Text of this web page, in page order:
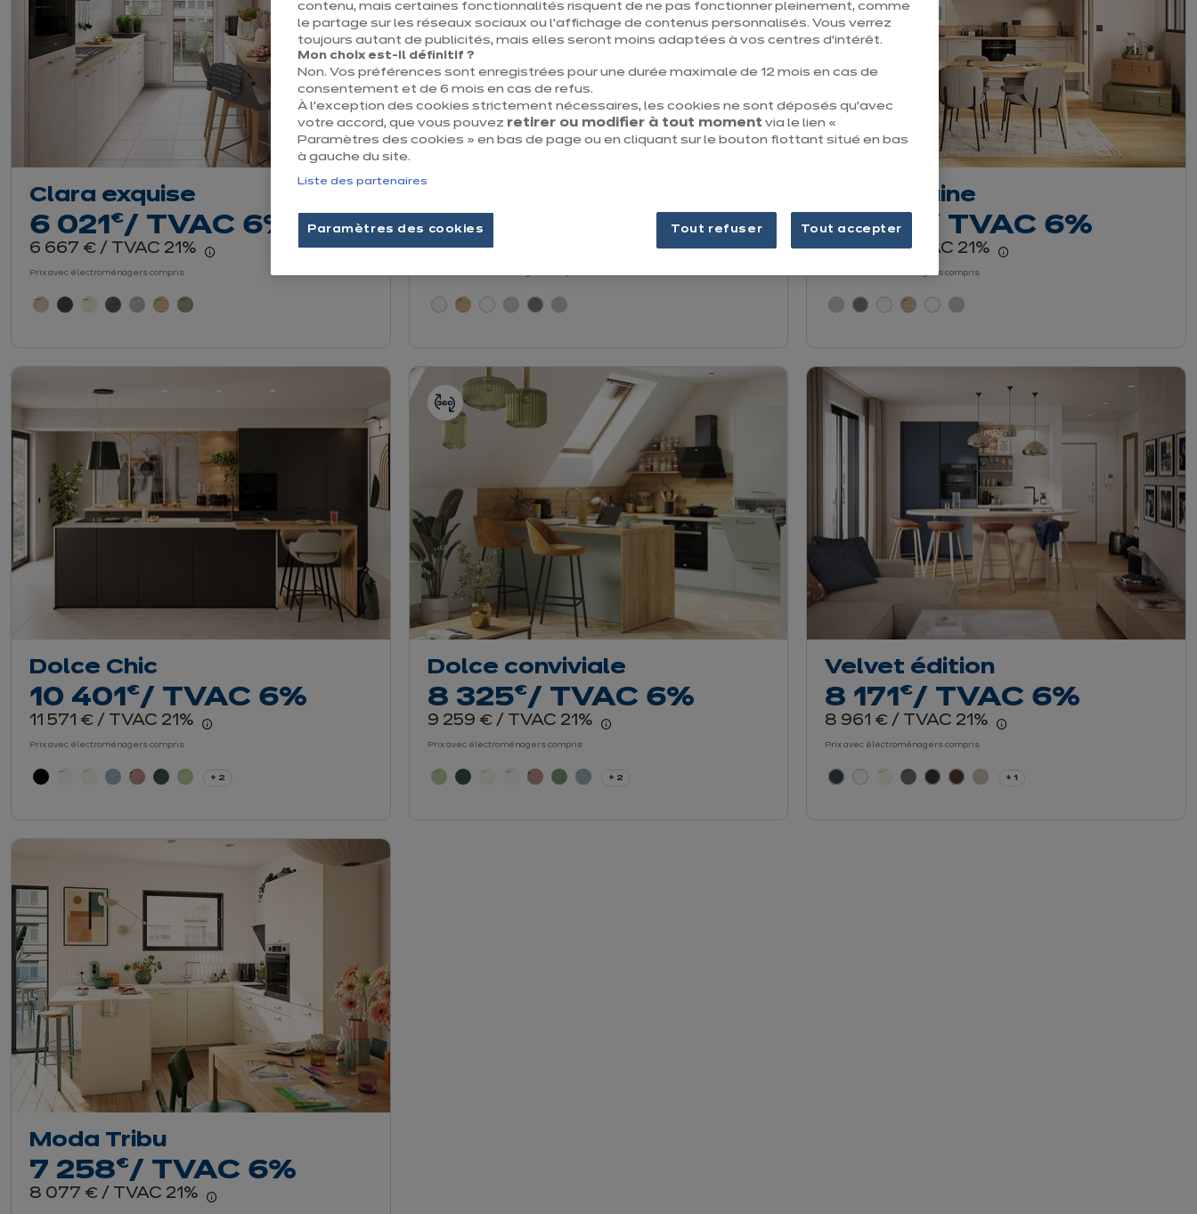
Clara exquise
6 021 €
euros / TVAC 6%
6 667 € euros
/ TVAC 21%
En savoir plus - Afficher le détail du prix
Prix avec électroménagers compris
2 649
euros / TVAC 6%
2 921€euros
/ TVAC 21%
Vita Urbaine
2 999
euros / TVAC 6%
3 320€euros
/ TVAC 21%
En savoir plus -
Prix avec électroménagers compris
Dolce Chic
10 401 €
euros / TVAC 6%
11 571 € euros
/ TVAC 21%
En savoir plus - Afficher le détail du prix
Prix avec électroménagers compris
+ 2
Dolce conviviale
8 325€
euros / TVAC 6%
9 259 € euros
/ TVAC 21%
En savoir plus - Afficher le détail du prix
Prix avec électroménagers compris
+ 2
Velvet édition
8 171 €
euros/ TVAC 6%
8 961 € euros
/ TVAC 21%
En savoir plus -
Prix avec électroménagers compris
+ 1
Moda Tribu
7 258€
euros / TVAC 6%
8 077 € euros
/ TVAC 21%
En savoir plus - Afficher le détail du prix
contenu, mais certaines fonctionnalités risquent de ne pas fonctionner pleinement, comme
le partage sur les réseaux sociaux ou l’affichage de contenus personnalisés. Vous verrez
toujours autant de publicités, mais elles seront moins adaptées à vos centres d’intérêt.
Mon choix est-il définitif ?
Non. Vos préférences sont enregistrées pour une durée maximale de 12 mois en cas de
consentement et de 6 mois en cas de refus.
À l’exception des cookies strictement nécessaires, les cookies ne sont déposés qu’avec
votre accord, que vous pouvez retirer ou modifier à tout moment via le lien «
Paramètres des cookies » en bas de page ou en cliquant sur le bouton flottant situé en bas
à gauche du site.
Liste des partenaires
Paramètres des cookies Tout refuser Tout accepter